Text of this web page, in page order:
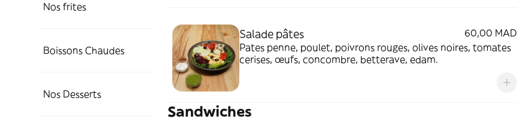
Nos frites
Boissons Chaudes
Nos Desserts
Salade pâtes
60,00 MAD
Pates penne, poulet, poivrons rouges, olives noires, tomates
cerises, œufs, concombre, betterave, edam.
Sandwiches